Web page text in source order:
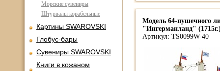
Морские сувениры
Штурвалы корабельные
Картины SWAROVSKI
Глобус-бары
Сувениры SWAROVSKI
Книги в кожаном
Модель 64-пушечного
"Ингерманланд"
Артикул: TS0099W-40